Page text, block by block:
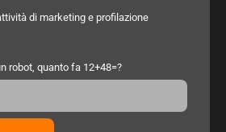
di marketing e profilazione
robot, quanto fa 12+48=?